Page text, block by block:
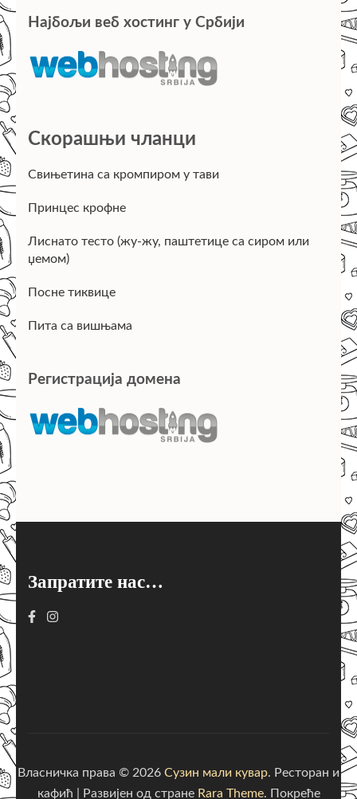
Најбољи веб хостинг у Србији
Скорашњи чланци
Свињетина са кромпиром у тави
Принцес крофне
Лиснато тесто (жу-жу, паштетице са сиром или
џемом)
Посне тиквице
Пита са вишњама
Регистрација домена
Запратите нас…
Власничка права © 2026 Сузин мали кувар. Ресторан и
кафић | Развијен од стране Rara Theme. Покреће